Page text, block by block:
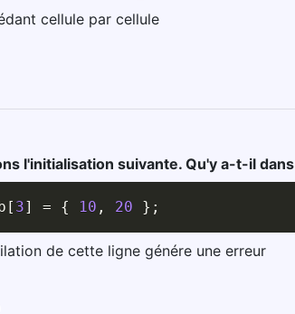
cellule par cellule
l'initialisation suivante. Qu'y a-t-il dans
[ 3] = { 10 , 20 } ;
de cette ligne génére une erreur